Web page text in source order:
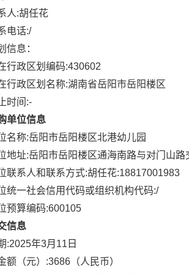
人:胡任花
电话:/
信息：
行政区划编码:430602
行政区划名称:湖南省岳阳市岳阳楼区
时间:-
单位信息
名称:岳阳市岳阳楼区北港幼儿园
地址:岳阳市岳阳楼区通海南路与对门山路
联系人和联系方式:胡任花:18817001983
统一社会信用代码或组织机构代码:/
预算编码:600105
信息
:2025年3月11日
额（元）:3686 （人民币）